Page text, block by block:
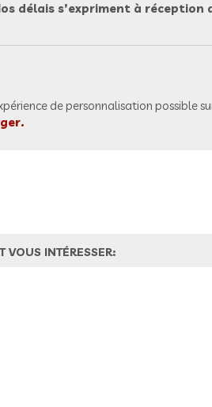
délais s’expriment à réception
de personnalisation possible
VOUS INTÉRESSER: